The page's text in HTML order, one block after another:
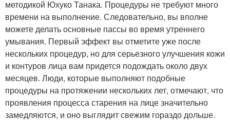
методикой Юхуко Танака. Процедуры не требуют много
времени на выполнение. Следовательно, вы вполне
можете делать основные пассы во время утреннего
умывания. Первый эффект вы отметите уже после
нескольких процедур, но для серьезного улучшения кожи
и контуров лица вам придется подождать около двух
месяцев. Люди, которые выполняют подобные
процедуры на протяжении нескольких лет, отмечают, что
проявления процесса старения на лице значительно
замедляются, и оно выглядит свежим гораздо дольше.